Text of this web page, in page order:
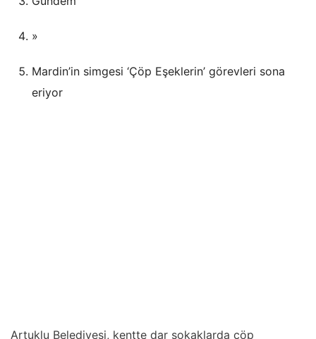
»
Mardin’in simgesi ‘Çöp Eşeklerin’ görevleri sona
eriyor
Artuklu Belediyesi, kentte dar sokaklarda çöp